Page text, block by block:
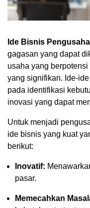
Ide Bisnis
gagasan yang dapat
usaha yang
yang signifikan. Ide-
pada identifikasi
inovasi yang dapat
Untuk menjadi
ide bisnis yang kuat
berikut:
Inovatif:
pasar.
Memecahkan